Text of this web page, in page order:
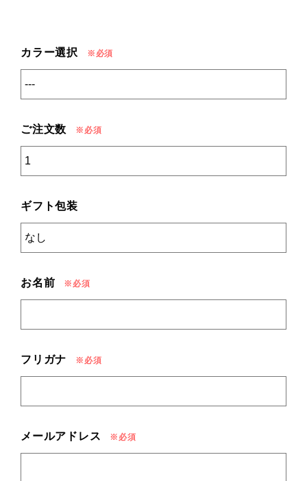
カラー選択
ご注文数
ギフト包装
お名前
フリガナ
メールアドレス